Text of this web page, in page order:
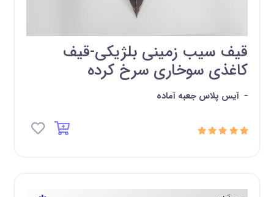
قیف سیب زمینی بلژیکی-قیف
کاغذی سوخاری سرخ کرده
- آیس پلاس جعبه آماده